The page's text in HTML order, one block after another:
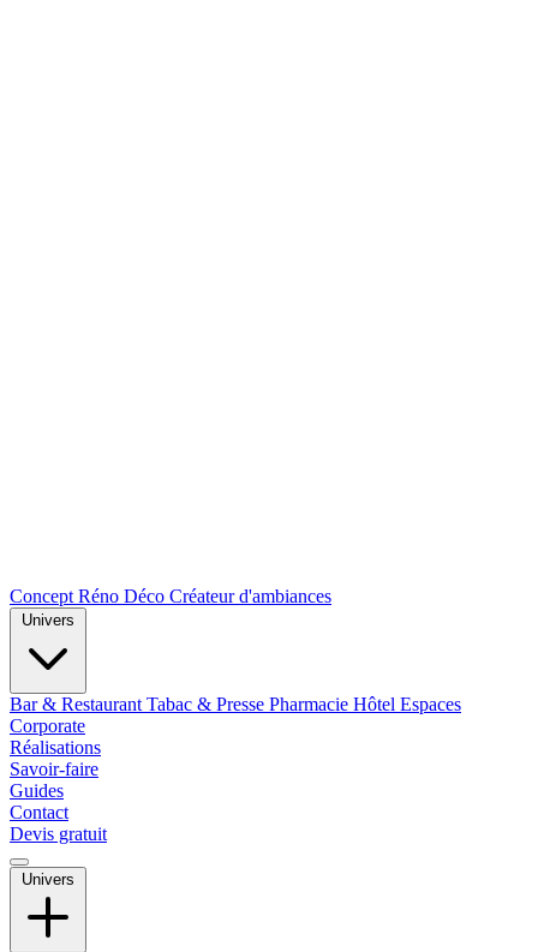
Concept Réno Déco Créateur d'ambiances
Bar & Restaurant Tabac & Presse Pharmacie Hôtel Espaces
Corporate
Réalisations
Savoir-faire
Guides
Contact
Devis gratuit
Univers